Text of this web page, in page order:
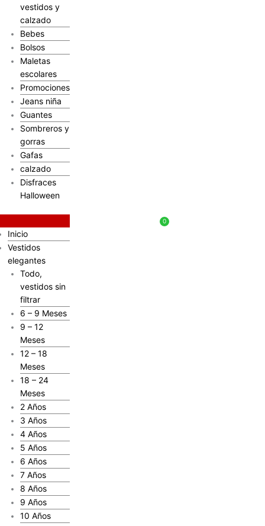
vestidos y
calzado
Bebes
Bolsos
Maletas
escolares
Promociones
Jeans niña
Guantes
Sombreros y
gorras
Gafas
calzado
Disfraces
Halloween
Inicio
Vestidos
elegantes
Todo,
vestidos sin
filtrar
6 – 9 Meses
9 – 12
Meses
12 – 18
Meses
18 – 24
Meses
2 Años
3 Años
4 Años
5 Años
6 Años
7 Años
8 Años
9 Años
10 Años
0